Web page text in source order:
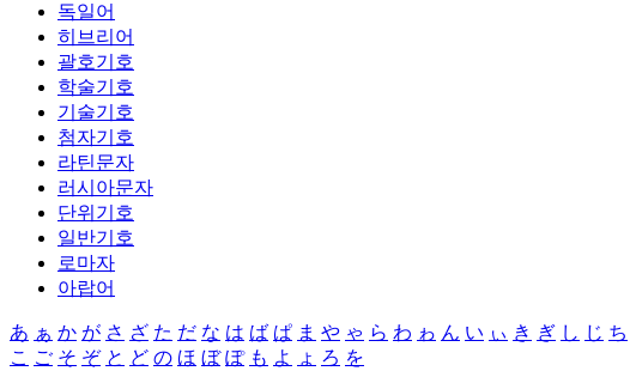
독일어
히브리어
괄호기호
학술기호
기술기호
첨자기호
라틴문자
러시아문자
단위기호
일반기호
로마자
아랍어
あ ぁ か が さ ざ た だ な は ば ぱ ま や ゃ ら わ ゎ ん い ぃ き ぎ し じ ち
こ ご そ ぞ と ど の ほ ぼ ぽ も よ ょ ろ を